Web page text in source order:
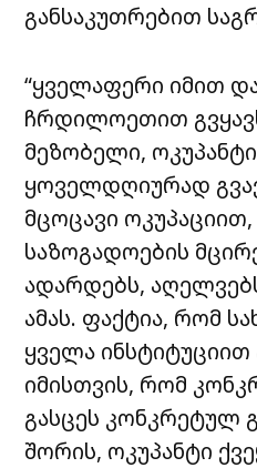
განსაკუთრებით
“ყველაფერი იმით
ჩრდილოეთით
მეზობელი,
ყოველდღიურად
მცოცავი
საზოგადოების
ადარდებს,
ამას. ფაქტია, რომ
ყველა ინსტიტუციით
იმისთვის, რომ
გასცეს კონკრეტულ
შორის, ოკუპანტი